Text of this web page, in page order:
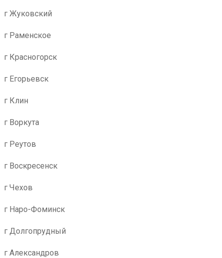
г Жуковский
г Раменское
г Красногорск
г Егорьевск
г Клин
г Воркута
г Реутов
г Воскресенск
г Чехов
г Наро-Фоминск
г Долгопрудный
г Александров